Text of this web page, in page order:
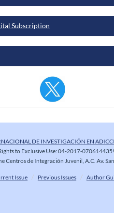
Subscription
DE INVESTIGACIÓN EN
to Exclusive Use: 04-2017-
Centros de Integración Juvenil, A.C. Av.
Issue Previous Issues Author